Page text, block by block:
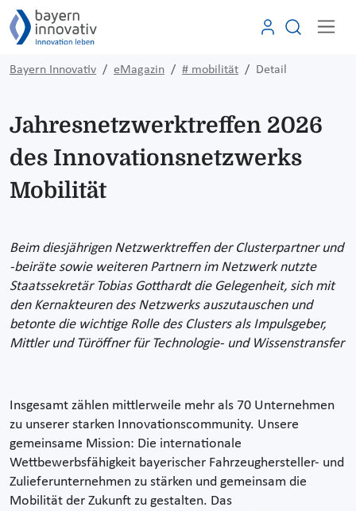
Bayern Innovativ eMagazin # mobilität Detail
Jahresnetzwerktreffen 2026
des Innovationsnetzwerks
Mobilität
Beim diesjährigen Netzwerktreffen der Clusterpartner und
-beiräte sowie weiteren Partnern im Netzwerk nutzte
Staatssekretär Tobias Gotthardt die Gelegenheit, sich mit
den Kernakteuren des Netzwerks auszutauschen und
betonte die wichtige Rolle des Clusters als Impulsgeber,
Mittler und Türöffner für Technologie- und Wissenstransfer
Insgesamt zählen mittlerweile mehr als 70 Unternehmen
zu unserer starken Innovationscommunity. Unsere
gemeinsame Mission: Die internationale
Wettbewerbsfähigkeit bayerischer Fahrzeughersteller- und
Zulieferunternehmen zu stärken und gemeinsam die
Mobilität der Zukunft zu gestalten. Das